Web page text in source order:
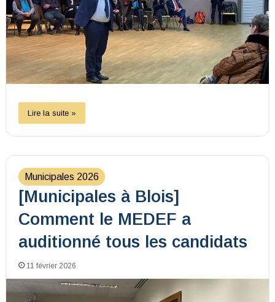
Lire la suite »
Municipales 2026
[Municipales à Blois]
Comment le MEDEF a
auditionné tous les candidats
11 février 2026